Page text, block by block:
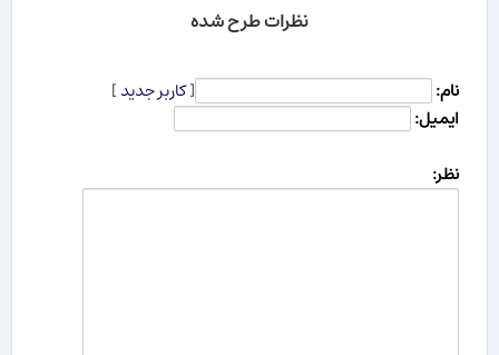
نظرات طرح شده
نام: [کاربر جدید]
ایمیل:
نظر: